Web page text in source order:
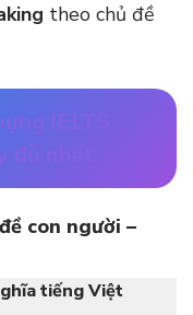
theo chủ đề
IELTS
nhất
con người –
tiếng Việt